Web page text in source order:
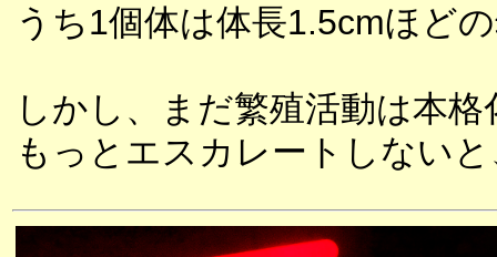
うち1個体は体長1.5cmほど
しかし、まだ繁殖活動は本
もっとエスカレートしない